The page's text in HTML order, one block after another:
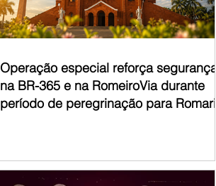
Operação especial reforça segurança
na BR-365 e na RomeiroVia durante
período de peregrinação para Romaria